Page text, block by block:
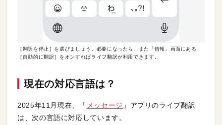
［翻訳を停止］を選びましょう。必要になったら、また「情報」画面にある
［自動的に翻訳］をオンすればライブ翻訳が利用できます。
現在の対応言語は？
2025年11月現在、「 メッセージ 」アプリのライブ翻訳
は、次の言語に対応しています。